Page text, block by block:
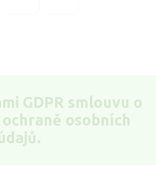
GDPR smlouvu o
osobních